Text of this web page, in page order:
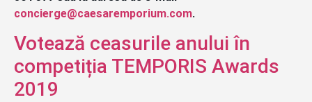
concierge@caesaremporium.com.
Votează ceasurile anului în
competiția TEMPORIS Awards
2019